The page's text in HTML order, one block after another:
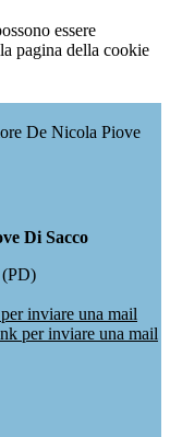
essere
pagina della cookie
De Nicola Piove
Di Sacco
(PD)
inviare una mail
per inviare una mail